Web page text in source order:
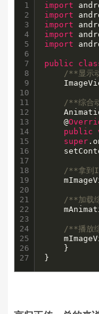
1
2
3
4
5
6
7
8
9
10
11
12
13
14
15
16
17
18
19
20
21
22
23
24
25
26
27
import
import
import
import
import
public
/**显示
/**综合
    @
public
super
/**拿到
	mImageView = (ImageView)findViewById(R.id.imageView);
/**加载
/**播放
	mImageView.startAnimation(mAnimation);
    }
}